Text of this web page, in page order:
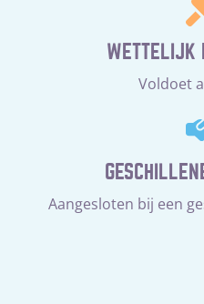
WETTELIJK
Voldoet
Aangesloten bij een